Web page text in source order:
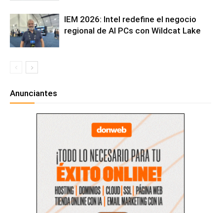
IEM 2026: Intel redefine el negocio
regional de AI PCs con Wildcat Lake
Anunciantes